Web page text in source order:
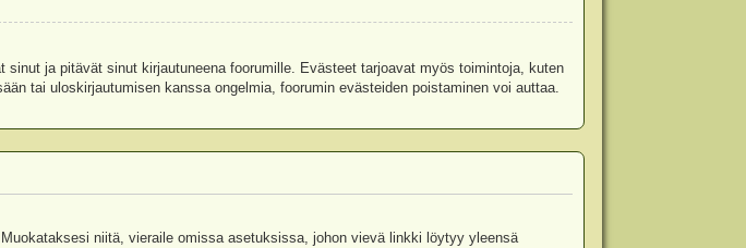
ja pitävät sinut kirjautuneena foorumille. Evästeet tarjoavat myös toimintoja, kuten
tai uloskirjautumisen kanssa ongelmia, foorumin evästeiden poistaminen voi auttaa.
niitä, vieraile omissa asetuksissa, johon vievä linkki löytyy yleensä